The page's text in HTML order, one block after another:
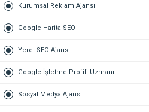
Kurumsal Reklam Ajansı
Google Harita SEO
Yerel SEO Ajansı
Google İşletme Profili Uzmanı
Sosyal Medya Ajansı